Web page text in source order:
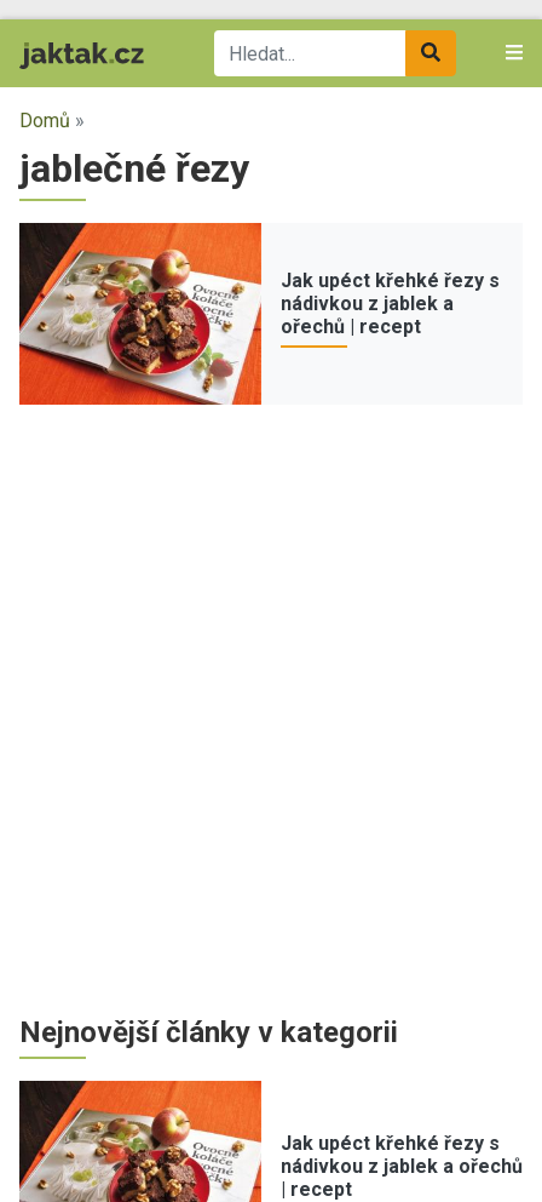
Domů »
jablečné řezy
Jak upéct křehké řezy s
nádivkou z jablek a
ořechů | recept
Nejnovější články v kategorii
Jak upéct křehké řezy s
nádivkou z jablek a ořechů
| recept